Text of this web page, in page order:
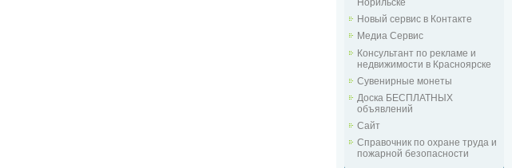
Норильске
Новый сервис в Контакте
Медиа Сервис
Консультант по рекламе и
недвижимости в Красноярске
Сувенирные монеты
Доска БЕСПЛАТНЫХ
объявлений
Сайт
Справочник по охране труда и
пожарной безопасности